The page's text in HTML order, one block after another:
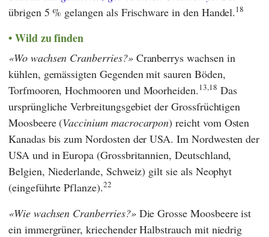
übrigen 5 % gelangen als Frischware in den Handel.18
Wild zu finden
Wo wachsen Cranberries? Cranberrys wachsen in
kühlen, gemässigten Gegenden mit sauren Böden,
Torfmooren, Hochmooren und Moorheiden.13,18 Das
ursprüngliche Verbreitungsgebiet der Grossfrüchtigen
Moosbeere (Vaccinium macrocarpon) reicht vom Osten
Kanadas bis zum Nordosten der USA. Im Nordwesten der
USA und in Europa (Grossbritannien, Deutschland,
Belgien, Niederlande, Schweiz) gilt sie als Neophyt
(eingeführte Pflanze).22
Wie wachsen Cranberries? Die Grosse Moosbeere ist
ein immergrüner, kriechender Halbstrauch mit niedrig